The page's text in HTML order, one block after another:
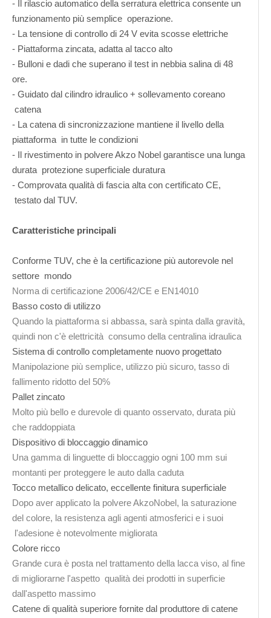
- Il rilascio automatico della serratura elettrica consente un
funzionamento più semplice operazione.
- La tensione di controllo di 24 V evita scosse elettriche
- Piattaforma zincata, adatta al tacco alto
- Bulloni e dadi che superano il test in nebbia salina di 48
ore.
- Guidato dal cilindro idraulico + sollevamento coreano
catena
- La catena di sincronizzazione mantiene il livello della
piattaforma in tutte le condizioni
- Il rivestimento in polvere Akzo Nobel garantisce una lunga
durata protezione superficiale duratura
- Comprovata qualità di fascia alta con certificato CE,
testato dal TUV.
Caratteristiche principali
Conforme TUV, che è la certificazione più autorevole nel
settore mondo
Norma di certificazione 2006/42/CE e EN14010
Basso costo di utilizzo
Quando la piattaforma si abbassa, sarà spinta dalla gravità,
quindi non c'è elettricità consumo della centralina idraulica
Sistema di controllo completamente nuovo progettato
Manipolazione più semplice, utilizzo più sicuro, tasso di
fallimento ridotto del 50%
Pallet zincato
Molto più bello e durevole di quanto osservato, durata più
che raddoppiata
Dispositivo di bloccaggio dinamico
Una gamma di linguette di bloccaggio ogni 100 mm sui
montanti per proteggere le auto dalla caduta
Tocco metallico delicato, eccellente finitura superficiale
Dopo aver applicato la polvere AkzoNobel, la saturazione
del colore, la resistenza agli agenti atmosferici e i suoi
l'adesione è notevolmente migliorata
Colore ricco
Grande cura è posta nel trattamento della lacca viso, al fine
di migliorarne l'aspetto qualità dei prodotti in superficie
dall'aspetto massimo
Catene di qualità superiore fornite dal produttore di catene